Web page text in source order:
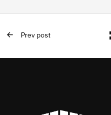
Prev post